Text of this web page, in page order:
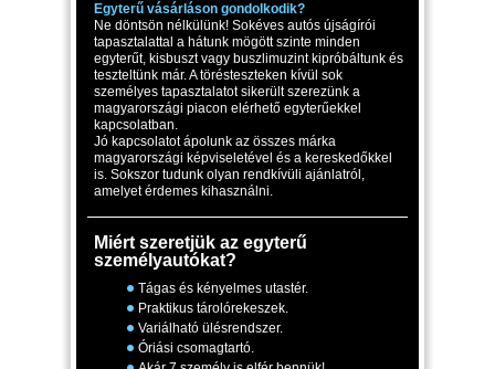
Egyterű vásárláson gondolkodik?
Ne döntsön nélkülünk! Sokéves autós újságírói
tapasztalattal a hátunk mögött szinte minden
egyterűt, kisbuszt vagy buszlimuzint kipróbáltunk és
teszteltünk már. A törésteszteken kívül sok
személyes tapasztalatot sikerült szerezünk a
magyarországi piacon elérhető egyterűekkel
kapcsolatban.
Jó kapcsolatot ápolunk az összes márka
magyarországi képviseletével és a kereskedőkkel
is. Sokszor tudunk olyan rendkívüli ajánlatról,
amelyet érdemes kihasználni.
Miért szeretjük az egyterű
személyautókat?
Tágas és kényelmes utastér.
Praktikus tárolórekeszek.
Variálható ülésrendszer.
Óriási csomagtartó.